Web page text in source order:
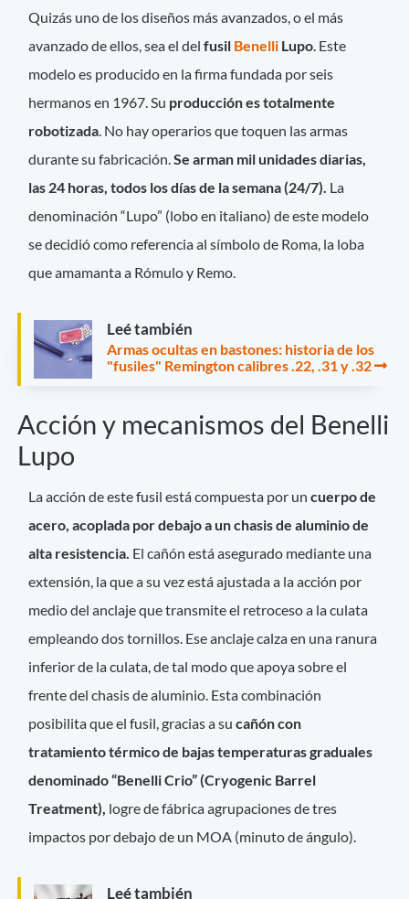
Quizás uno de los diseños más avanzados, o el más
avanzado de ellos, sea el del fusil Benelli Lupo . Este
modelo es producido en la firma fundada por seis
hermanos en 1967. Su producción es totalmente
robotizada . No hay operarios que toquen las armas
durante su fabricación. Se arman mil unidades diarias,
las 24 horas, todos los días de la semana (24/7). La
denominación “Lupo” (lobo en italiano) de este modelo
se decidió como referencia al símbolo de Roma, la loba
que amamanta a Rómulo y Remo.
Leé también
Armas ocultas en bastones: historia de los
"fusiles" Remington calibres .22, .31 y .32
Acción y mecanismos del Benelli
Lupo
La acción de este fusil está compuesta por un cuerpo de
acero, acoplada por debajo a un chasis de aluminio de
alta resistencia. El cañón está asegurado mediante una
extensión, la que a su vez está ajustada a la acción por
medio del anclaje que transmite el retroceso a la culata
empleando dos tornillos. Ese anclaje calza en una ranura
inferior de la culata, de tal modo que apoya sobre el
frente del chasis de aluminio. Esta combinación
posibilita que el fusil, gracias a sucañón con
tratamiento térmico de bajas temperaturas graduales
denominado “Benelli Crio” (Cryogenic Barrel
Treatment), logre de fábrica agrupaciones de tres
impactos por debajo de un MOA (minuto de ángulo).
Leé también